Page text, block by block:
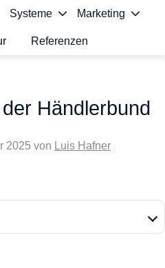
Systeme Marketing
Referenzen
Händlerbund
2025 von Luis Hafner